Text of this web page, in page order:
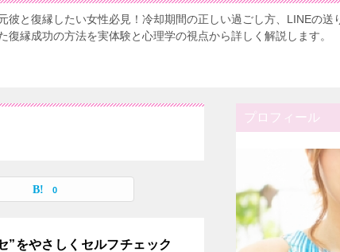
彼と復縁したい女性必見！冷却期間の正しい過ごし方、LINEの送
復縁成功の方法を実体験と心理学の視点から詳しく解説します。
0
”をやさしくセルフチェック
プロフィール